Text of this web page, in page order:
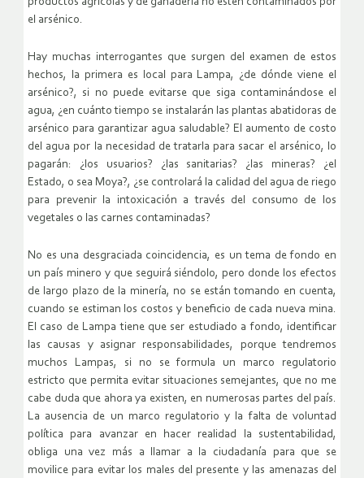
el arsénico.
Hay muchas interrogantes que surgen del examen de estos
hechos, la primera es local para Lampa, ¿de dónde viene el
arsénico?, si no puede evitarse que siga contaminándose el
agua, ¿en cuánto tiempo se instalarán las plantas abatidoras de
arsénico para garantizar agua saludable? El aumento de costo
del agua por la necesidad de tratarla para sacar el arsénico, lo
pagarán: ¿los usuarios? ¿las sanitarias? ¿las mineras? ¿el
Estado, o sea Moya?, ¿se controlará la calidad del agua de riego
para prevenir la intoxicación a través del consumo de los
vegetales o las carnes contaminadas?
No es una desgraciada coincidencia, es un tema de fondo en
un país minero y que seguirá siéndolo, pero donde los efectos
de largo plazo de la minería, no se están tomando en cuenta,
cuando se estiman los costos y beneficio de cada nueva mina.
El caso de Lampa tiene que ser estudiado a fondo, identificar
las causas y asignar responsabilidades, porque tendremos
muchos Lampas, si no se formula un marco regulatorio
estricto que permita evitar situaciones semejantes, que no me
cabe duda que ahora ya existen, en numerosas partes del país.
La ausencia de un marco regulatorio y la falta de voluntad
política para avanzar en hacer realidad la sustentabilidad,
obliga una vez más a llamar a la ciudadanía para que se
movilice para evitar los males del presente y las amenazas del